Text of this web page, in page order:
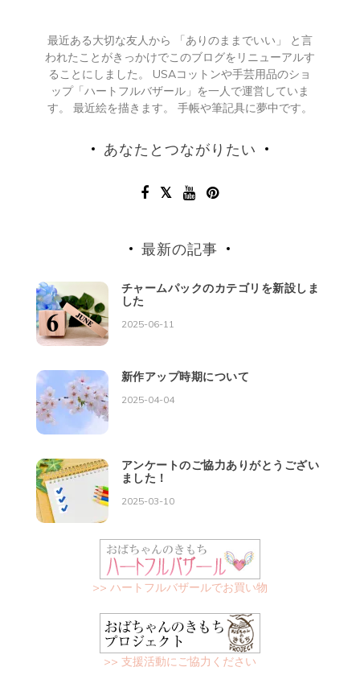
最近ある大切な友人から 「ありのままでいい」 と言
われたことがきっかけでこのブログをリニューアルす
ることにしました。 USAコットンや手芸用品のショ
ップ「ハートフルバザール」を一人で運営していま
す。 最近絵を描きます。 手帳や筆記具に夢中です。
あなたとつながりたい
最新の記事
チャームパックのカテゴリを新設しま
した
2025-06-11
新作アップ時期について
2025-04-04
アンケートのご協力ありがとうござい
ました！
2025-03-10
>> ハートフルバザールでお買い物
>> 支援活動にご協力ください